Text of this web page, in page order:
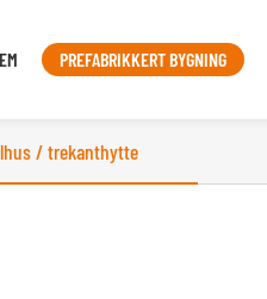
PREFABRIKKERT BYGNING
/ trekanthytte